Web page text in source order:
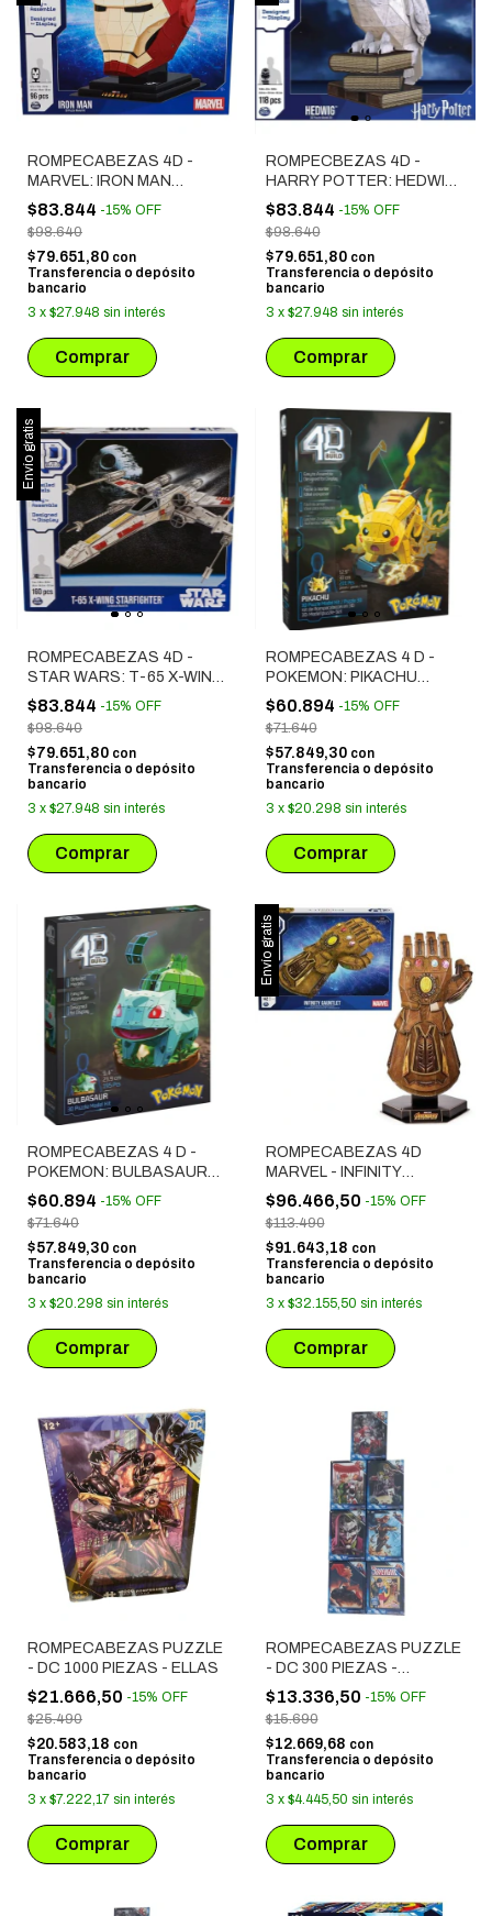
ROMPECABEZAS 4D -
MARVEL: IRON MAN
(29951)
$83.844 -15% OFF
$98.640
$79.651,80 con
Transferencia o depósito
bancario
3 x $27.948 sin interés
ROMPECBEZAS 4D -
HARRY POTTER: HEDWIG
(29955)
$83.844 -15% OFF
$98.640
$79.651,80 con
Transferencia o depósito
bancario
3 x $27.948 sin interés
Envío gratis
ROMPECABEZAS 4D -
STAR WARS: T-65 X-WING
STARFIGHTER (29949)
$83.844 -15% OFF
$98.640
$79.651,80 con
Transferencia o depósito
bancario
3 x $27.948 sin interés
ROMPECABEZAS 4 D -
POKEMON: PIKACHU
(52024/6075061)
$60.894 -15% OFF
$71.640
$57.849,30 con
Transferencia o depósito
bancario
3 x $20.298 sin interés
ROMPECABEZAS 4 D -
POKEMON: BULBASAUR
(52024/6075062)
$60.894 -15% OFF
$71.640
$57.849,30 con
Transferencia o depósito
bancario
3 x $20.298 sin interés
Envío gratis
ROMPECABEZAS 4D
MARVEL - INFINITY
GUANTELET
$96.466,50 -15% OFF
$113.490
$91.643,18 con
Transferencia o depósito
bancario
3 x $32.155,50 sin interés
ROMPECABEZAS PUZZLE
- DC 1000 PIEZAS - ELLAS
$21.666,50 -15% OFF
$25.490
$20.583,18 con
Transferencia o depósito
bancario
3 x $7.222,17 sin interés
ROMPECABEZAS PUZZLE
- DC 300 PIEZAS -
BATGIRL (2) 1741
$13.336,50 -15% OFF
$15.690
$12.669,68 con
Transferencia o depósito
bancario
3 x $4.445,50 sin interés